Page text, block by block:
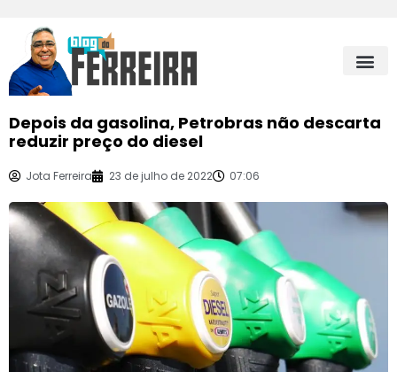
Depois da gasolina, Petrobras não descarta
reduzir preço do diesel
Jota Ferreira 23 de julho de 2022 07:06